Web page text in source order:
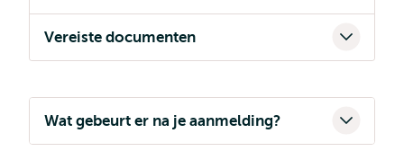
Vereiste documenten
Wat gebeurt er na je aanmelding?